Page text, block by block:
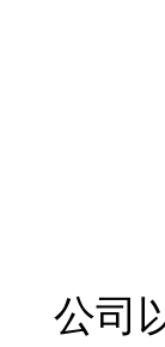
公司